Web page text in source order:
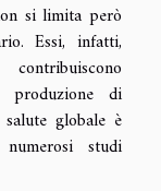
si limita però
Essi, infatti,
produzione di
globale è
studi